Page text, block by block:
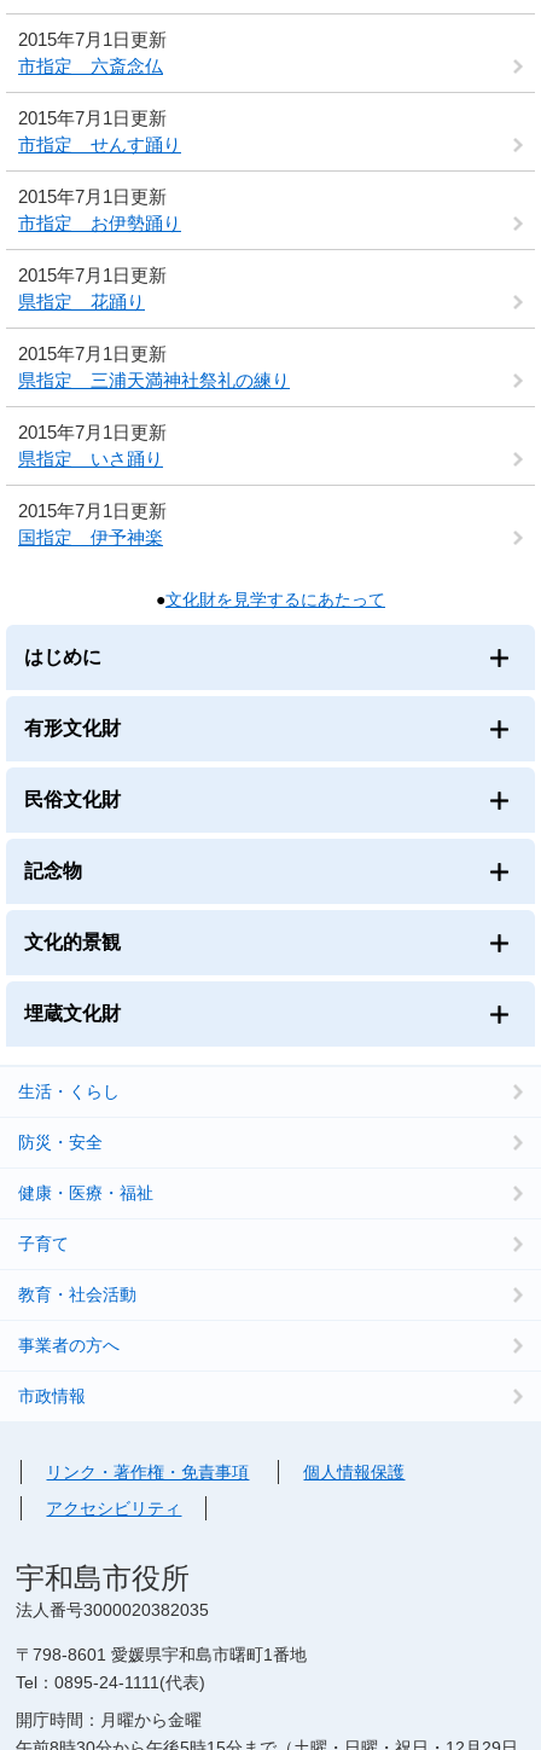
2015年7月1日更新
市指定 六斎念仏
2015年7月1日更新
市指定 せんす踊り
2015年7月1日更新
市指定 お伊勢踊り
2015年7月1日更新
県指定 花踊り
2015年7月1日更新
県指定 三浦天満神社祭礼の練り
2015年7月1日更新
県指定 いさ踊り
2015年7月1日更新
国指定 伊予神楽
●文化財を見学するにあたって
はじめに
有形文化財
民俗文化財
記念物
文化的景観
埋蔵文化財
生活・くらし
防災・安全
健康・医療・福祉
子育て
教育・社会活動
事業者の方へ
市政情報
リンク・著作権・免責事項
個人情報保護
アクセシビリティ
宇和島市役所
法人番号3000020382035
〒798-8601 愛媛県宇和島市曙町1番地
Tel：0895-24-1111(代表)
開庁時間：月曜から金曜